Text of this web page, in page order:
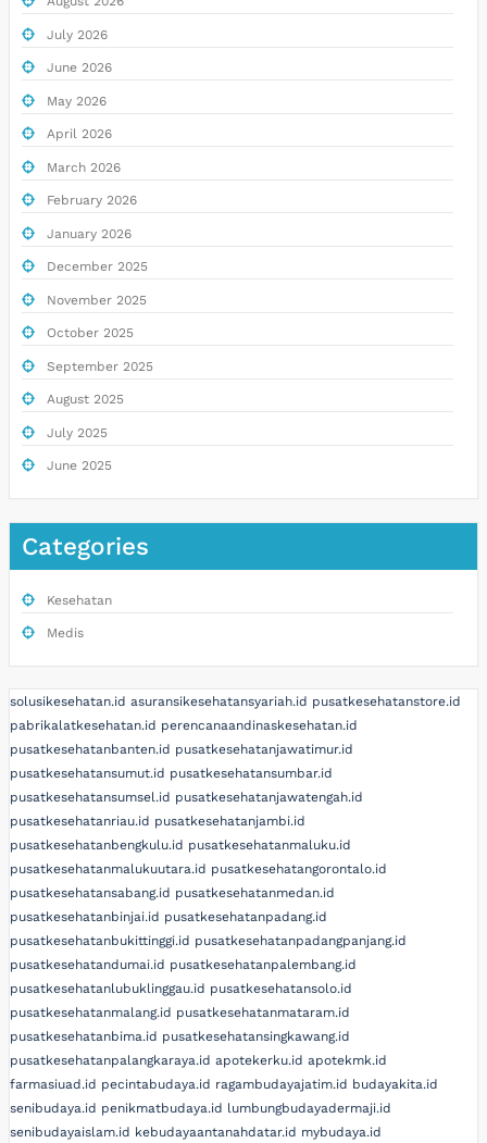
July 2026
June 2026
May 2026
April 2026
March 2026
February 2026
January 2026
December 2025
November 2025
October 2025
September 2025
August 2025
July 2025
June 2025
Categories
Kesehatan
Medis
solusikesehatan.id asuransikesehatansyariah.id pusatkesehatanstore.id
pabrikalatkesehatan.id perencanaandinaskesehatan.id
pusatkesehatanbanten.id pusatkesehatanjawatimur.id
pusatkesehatansumut.id pusatkesehatansumbar.id
pusatkesehatansumsel.id pusatkesehatanjawatengah.id
pusatkesehatanriau.id pusatkesehatanjambi.id
pusatkesehatanbengkulu.id pusatkesehatanmaluku.id
pusatkesehatanmalukuutara.id pusatkesehatangorontalo.id
pusatkesehatansabang.id pusatkesehatanmedan.id
pusatkesehatanbinjai.id pusatkesehatanpadang.id
pusatkesehatanbukittinggi.id pusatkesehatanpadangpanjang.id
pusatkesehatandumai.id pusatkesehatanpalembang.id
pusatkesehatanlubuklinggau.id pusatkesehatansolo.id
pusatkesehatanmalang.id pusatkesehatanmataram.id
pusatkesehatanbima.id pusatkesehatansingkawang.id
pusatkesehatanpalangkaraya.id apotekerku.id apotekmk.id
farmasiuad.id pecintabudaya.id ragambudayajatim.id budayakita.id
senibudaya.id penikmatbudaya.id lumbungbudayadermaji.id
senibudayaislam.id kebudayaantanahdatar.id mybudaya.id